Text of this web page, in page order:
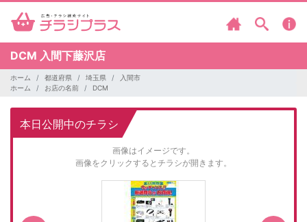
DCM 入間下藤沢店
ホーム 都道府県 埼玉県
入間市
ホーム
お店の名前 DCM
本日公開中のチラシ
画像はイメージです。
画像をクリックするとチラシが開きます。